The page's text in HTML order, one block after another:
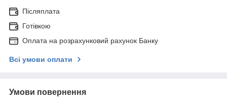
Післяплата
Готівкою
Оплата на розрахунковий рахунок Банку
Всі умови оплати
Умови повернення